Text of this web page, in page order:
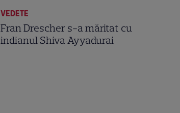
VEDETE
Fran Drescher s-a măritat cu
indianul Shiva Ayyadurai